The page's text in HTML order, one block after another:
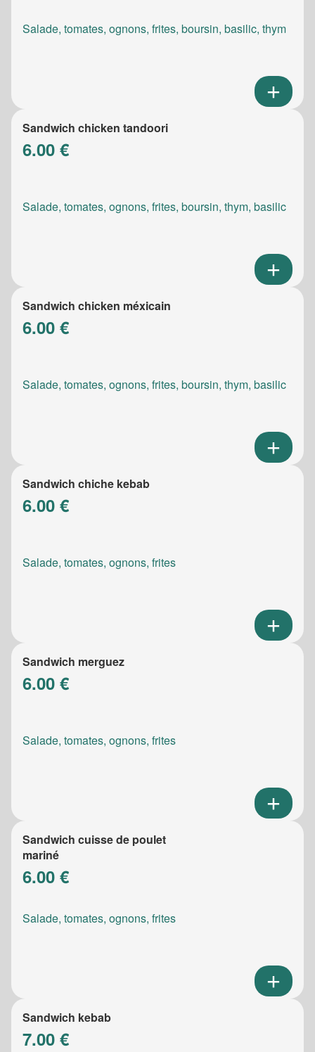
Salade, tomates, ognons, frites, boursin, basilic, thym
Sandwich chicken tandoori
6.00 €
Salade, tomates, ognons, frites, boursin, thym, basilic
Sandwich chicken méxicain
6.00 €
Salade, tomates, ognons, frites, boursin, thym, basilic
Sandwich chiche kebab
6.00 €
Salade, tomates, ognons, frites
Sandwich merguez
6.00 €
Salade, tomates, ognons, frites
Sandwich cuisse de poulet
mariné
6.00 €
Salade, tomates, ognons, frites
Sandwich kebab
7.00 €